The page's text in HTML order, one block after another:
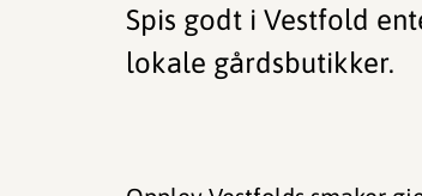
Spis godt i Vestfold
lokale gårdsbutikker.